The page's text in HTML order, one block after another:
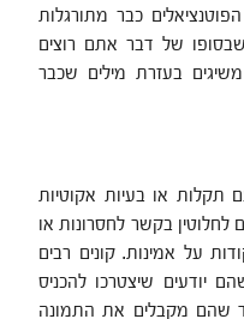
כבר מתורגלות
של דבר אתם רוצים
בעזרת מילים שכבר
או בעיות אקוטיות
בקשר לחסרונות או
על אמינות. קונים רבים
יודעים שיצטרכו להכניס
שהם מקבלים את התמונה